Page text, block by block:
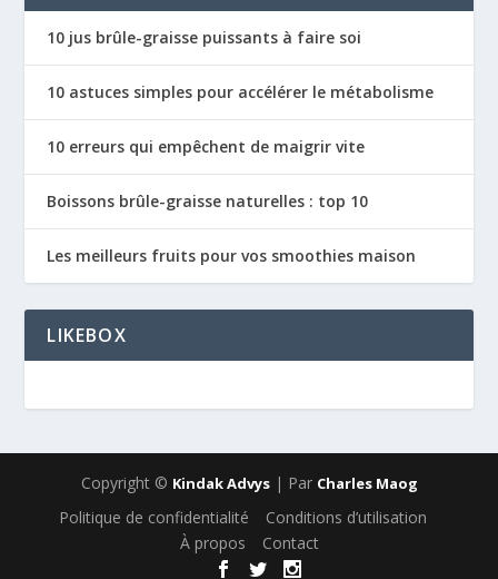
10 jus brûle-graisse puissants à faire soi
10 astuces simples pour accélérer le métabolisme
10 erreurs qui empêchent de maigrir vite
Boissons brûle-graisse naturelles : top 10
Les meilleurs fruits pour vos smoothies maison
LIKEBOX
Copyright © Kindak Advys| Par Charles Maog
Politique de confidentialité
Conditions d’utilisation
À propos
Contact